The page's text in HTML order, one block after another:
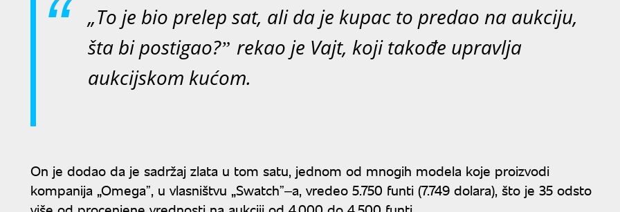
„To je bio prelep sat, ali da je kupac to predao na aukciju,
šta bi postigao?ˮ rekao je Vajt, koji takođe upravlja
aukcijskom kućom.
On je dodao da je sadržaj zlata u tom satu, jednom od mnogih modela koje proizvodi
kompanija „Omegaˮ, u vlasništvu „Swatchˮ‒a, vredeo 5.750 funti (7.749 dolara), što je 35 odsto